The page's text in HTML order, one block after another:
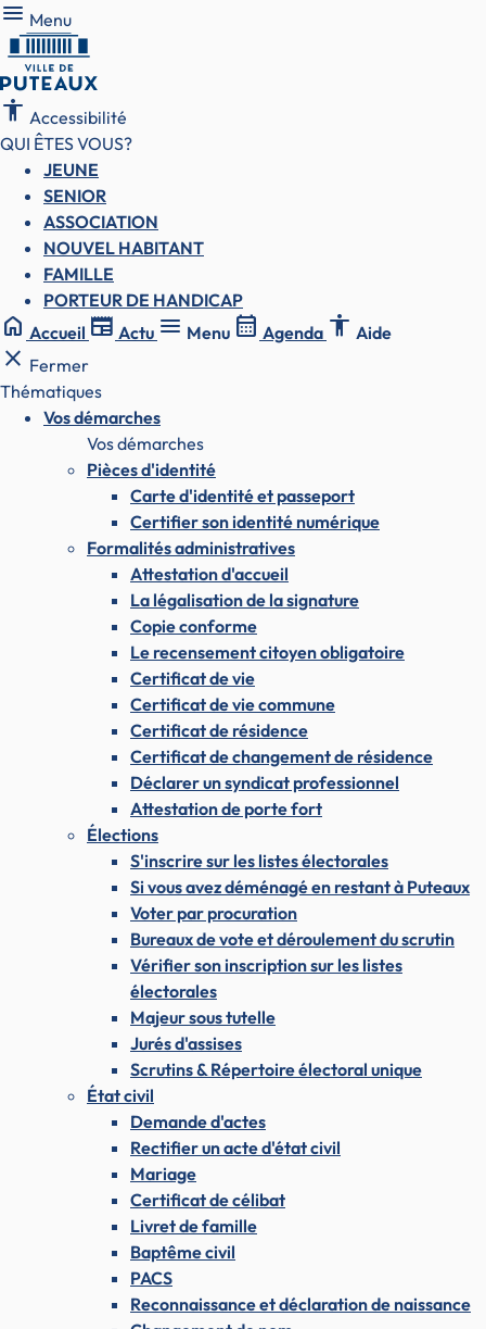
Menu Menu
accessibility Accessibilité
QUI ÊTES VOUS?
JEUNE
SENIOR
ASSOCIATION
NOUVEL HABITANT
FAMILLE
PORTEUR DE HANDICAP
home Accueil newspaper Actu menu Menu calendar_month Agenda accessibility Aide
close Fermer
Thématiques
Vos démarches
Vos démarches
Pièces d'identité
Carte d'identité et passeport
Certifier son identité numérique
Formalités administratives
Attestation d'accueil
La légalisation de la signature
Copie conforme
Le recensement citoyen obligatoire
Certificat de vie
Certificat de vie commune
Certificat de résidence
Certificat de changement de résidence
Déclarer un syndicat professionnel
Attestation de porte fort
Élections
S'inscrire sur les listes électorales
Si vous avez déménagé en restant à Puteaux
Voter par procuration
Bureaux de vote et déroulement du scrutin
Vérifier son inscription sur les listes
électorales
Majeur sous tutelle
Jurés d'assises
Scrutins & Répertoire électoral unique
État civil
Demande d'actes
Rectifier un acte d'état civil
Mariage
Certificat de célibat
Livret de famille
Baptême civil
PACS
Reconnaissance et déclaration de naissance
Fenêtre
de
chat